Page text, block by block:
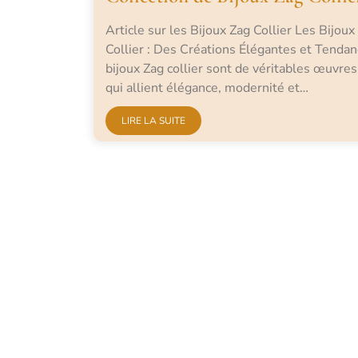
Article sur les Bijoux Zag Collier Les Bijoux
Collier : Des Créations Élégantes et
bijoux Zag collier sont de véritables
qui allient élégance, modernité et…
LIRE LA SUITE